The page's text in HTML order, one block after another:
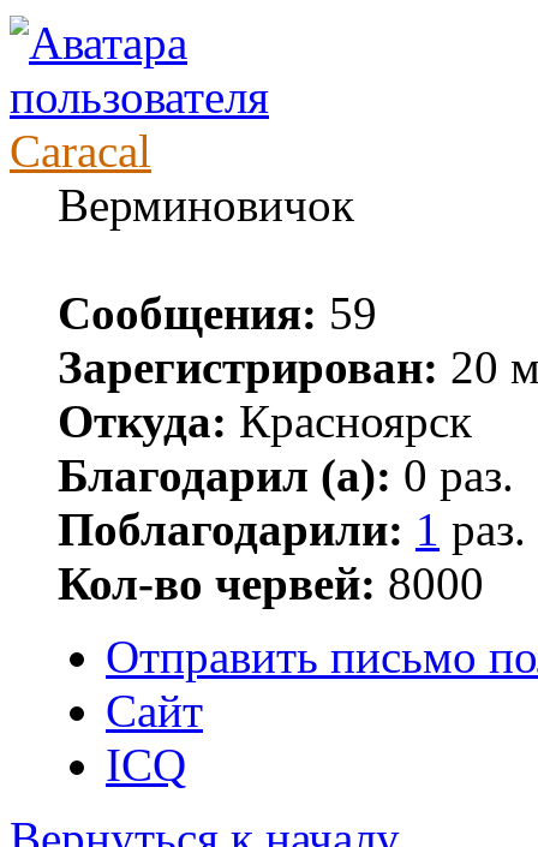
Caracal
Верминовичок
Сообщения: 59
Зарегистрирован: 20
Откуда: Красноярск
Благодарил (а): 0 раз.
Поблагодарили: 1 раз.
Кол-во червей: 8000
Отправить письмо
Сайт
ICQ